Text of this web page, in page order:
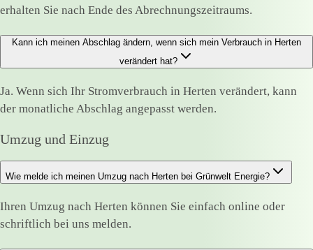
erhalten Sie nach Ende des Abrechnungszeitraums.
Kann ich meinen Abschlag ändern, wenn sich mein Verbrauch in Herten
verändert hat?
Ja. Wenn sich Ihr Stromverbrauch in Herten verändert, kann
der monatliche Abschlag angepasst werden.
Umzug und Einzug
Wie melde ich meinen Umzug nach Herten bei Grünwelt Energie?
Ihren Umzug nach Herten können Sie einfach online oder
schriftlich bei uns melden.